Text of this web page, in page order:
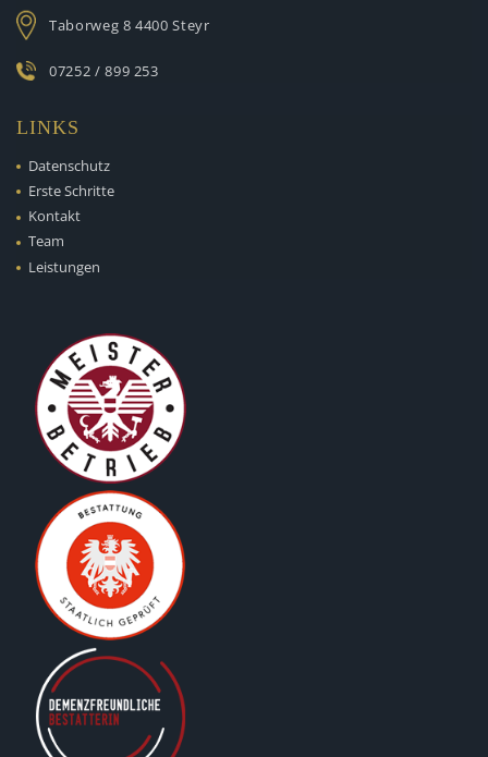
Taborweg 8 4400 Steyr
07252 / 899 253
LINKS
Datenschutz
Erste Schritte
Kontakt
Team
Leistungen